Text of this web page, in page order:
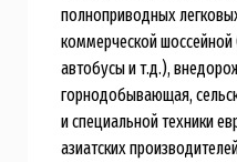
полноприводных
коммерческой шоссейной
автобусы и т.д.),
горнодобывающая,
и специальной техники
азиатских